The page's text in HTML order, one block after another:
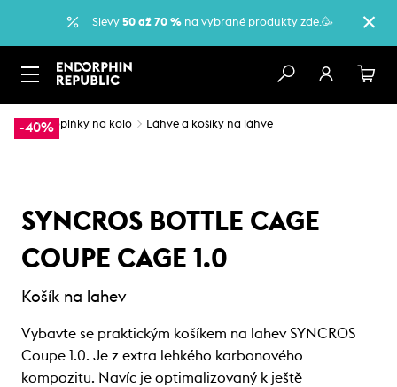
Slevy 50 až 70 % na vybrané produkty zde.🥳
-40%
… Doplňky na kolo Láhve a košíky na láhve
SYNCROS BOTTLE CAGE
COUPE CAGE 1.0
Košík na lahev
Vybavte se praktickým košíkem na lahev SYNCROS
Coupe 1.0. Je z extra lehkého karbonového
kompozitu. Navíc je optimalizovaný k ještě